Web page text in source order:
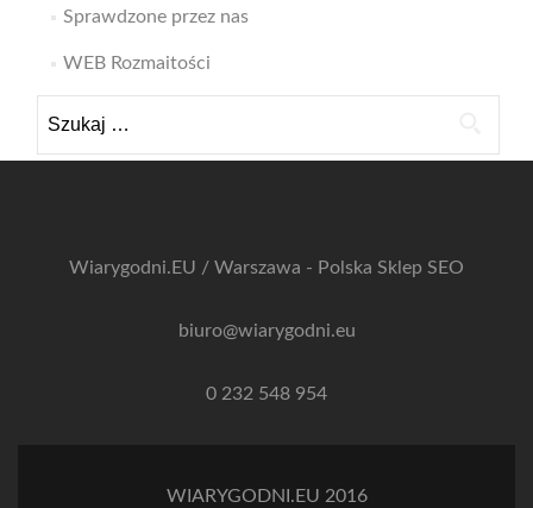
Sprawdzone przez nas
WEB Rozmaitości
Wiarygodni.EU / Warszawa - Polska Sklep SEO
biuro@wiarygodni.eu
0 232 548 954
WIARYGODNI.EU 2016